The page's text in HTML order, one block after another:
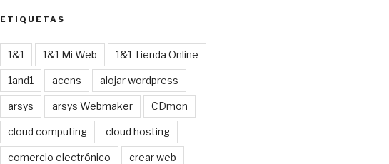
ETIQUETAS
1&1 1&1 Mi Web 1&1 Tienda Online
1and1 acens alojar wordpress
arsys arsys Webmaker CDmon
cloud computing cloud hosting
comercio electrónico crear web